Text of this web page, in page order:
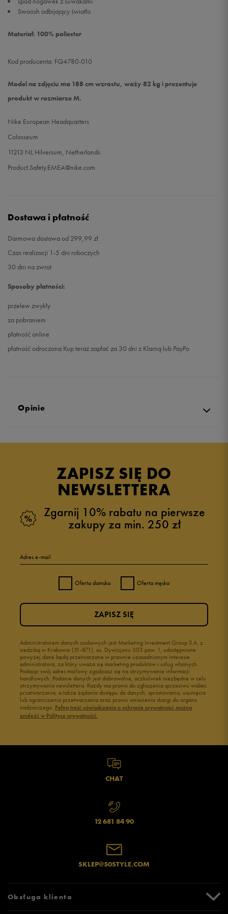
Swoosh odbijający światło
Materiał: 100% poliester
Kod producenta: FQ4780-010
Model na zdjęciu ma 188 cm wzrostu, waży 82 kg i prezentuje
produkt w rozmiarze M.
Nike European Headquarters
Colosseum
11213 NL Hilversum, Netherlands
Product.Safety.EMEA@nike.com
Dostawa i płatność
Darmowa dostawa od 299,99 zł
Czas realizacji 1-5 dni roboczych
30 dni na zwrot
Sposoby płatności:
przelew zwykły
za pobraniem
płatność online
płatność odroczona Kup teraz zapłać za 30 dni z Klarną lub PayPo
Opinie
5.0
zebranych i zweryfikowanych przez
4 0%
1 0%
Jak zbieramy opinie?
ZAPISZ SIĘ DO
NEWSLETTERA
Zgarnij 10% rabatu na pierwsze
zakupy za min. 250 zł
Adres e-mail
Oferta damska Oferta męska
Administratorem danych osobowych jest Marketing Investment Group S.A. z
siedzibą w Krakowie (31-871), os. Dywizjonu 303 paw. 1, udostępnione
powyżej dane będą przetwarzane w prawnie uzasadnionym interesie
administratora, za który uważa się marketing produktów i usług własnych.
Podając swój adres mailowy zgadzasz się na otrzymywanie informacji
handlowych. Podanie danych jest dobrowolne, aczkolwiek niezbędne w celu
otrzymywania newslettera. Każdy ma prawo do zgłoszenia sprzeciwu wobec
przetwarzania, a także żądania dostępu do danych, sprostowania, usunięcia
lub ograniczenia przetwarzania oraz prawo wniesienia skargi do organu
nadzorczego. Pełną treść oświadczenia o ochronie prywatności można
znaleźć w Polityce prywatności.
ZAPISZ SIĘ
CHAT
12 681 84 90
SKLEP@50STYLE.COM
Obsługa klienta